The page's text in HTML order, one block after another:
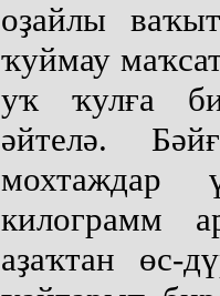
оҙайлы
ҡуймау
уҡ ҡулға
әйтелә.
мохтаждар
килограмм
аҙаҡтан өс-